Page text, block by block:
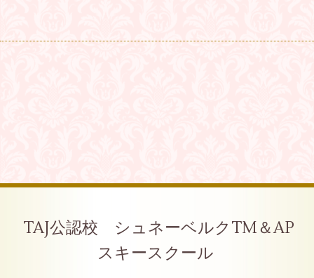
TAJ公認校 シュネーベルクTM＆AP
スキースクール